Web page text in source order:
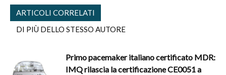
ARTICOLI CORRELATI
DI PIÙ DELLO STESSO AUTORE
Primo pacemaker italiano certificato MDR:
IMQ rilascia la certificazione CE0051 a